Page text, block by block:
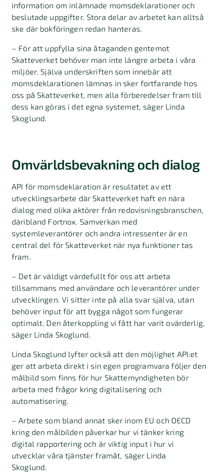
information om inlämnade momsdeklarationer och
beslutade uppgifter. Stora delar av arbetet kan alltså
ske där bokföringen redan hanteras.
– För att uppfylla sina åtaganden gentemot
Skatteverket behöver man inte längre arbeta i våra
miljöer. Själva underskriften som innebär att
momsdeklarationen lämnas in sker fortfarande hos
oss på Skatteverket, men alla förberedelser fram till
dess kan göras i det egna systemet, säger Linda
Skoglund.
Omvärldsbevakning och dialog
API för momsdeklaration är resultatet av ett
utvecklingsarbete där Skatteverket haft en nära
dialog med olika aktörer från redovisningsbranschen,
däribland Fortnox. Samverkan med
systemleverantörer och andra intressenter är en
central del för Skatteverket när nya funktioner tas
fram.
– Det är väldigt värdefullt för oss att arbeta
tillsammans med användare och leverantörer under
utvecklingen. Vi sitter inte på alla svar själva, utan
behöver input för att bygga något som fungerar
optimalt. Den återkoppling vi fått har varit ovärderlig,
säger Linda Skoglund.
Linda Skoglund lyfter också att den möjlighet API:et
ger att arbeta direkt i sin egen programvara följer den
målbild som finns för hur Skattemyndigheten bör
arbeta med frågor kring digitalisering och
automatisering.
– Arbete som bland annat sker inom EU och OECD
kring den målbilden påverkar hur vi tänker kring
digital rapportering och är viktig input i hur vi
utvecklar våra tjänster framåt, säger Linda
Skoglund.